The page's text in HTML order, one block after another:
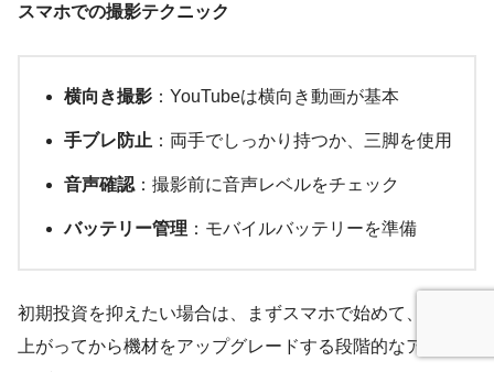
スマホでの撮影テクニック
横向き撮影 ：YouTubeは横向き動画が基本
手ブレ防止 ：両手でしっかり持つか、三脚を使用
音声確認 ：撮影前に音声レベルをチェック
バッテリー管理 ：モバイルバッテリーを準備
初期投資を抑えたい場合は、まずスマホで始めて、収益が
上がってから機材をアップグレードする段階的なアプロー